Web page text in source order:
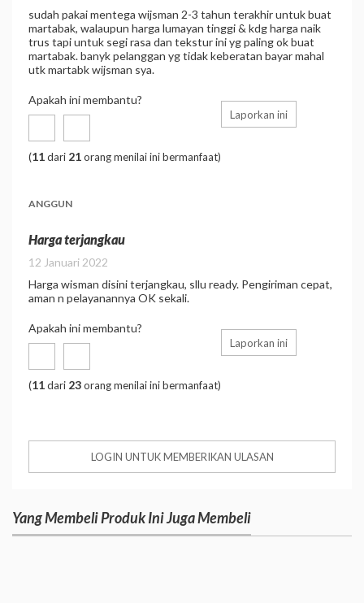
sudah pakai mentega wijsman 2-3 tahun terakhir untuk buat
martabak, walaupun harga lumayan tinggi & kdg harga naik
trus tapi untuk segi rasa dan tekstur ini yg paling ok buat
martabak. banyk pelanggan yg tidak keberatan bayar mahal
utk martabk wijsman sya.
Apakah ini membantu?
(11dari 21orang menilai ini bermanfaat)
Laporkan ini
ANGGUN
Harga terjangkau
12 Januari 2022
Harga wisman disini terjangkau, sllu ready. Pengiriman cepat,
aman n pelayanannya OK sekali.
Apakah ini membantu?
(11dari 23orang menilai ini bermanfaat)
Laporkan ini
LOGIN UNTUK MEMBERIKAN ULASAN
Yang Membeli Produk Ini Juga Membeli